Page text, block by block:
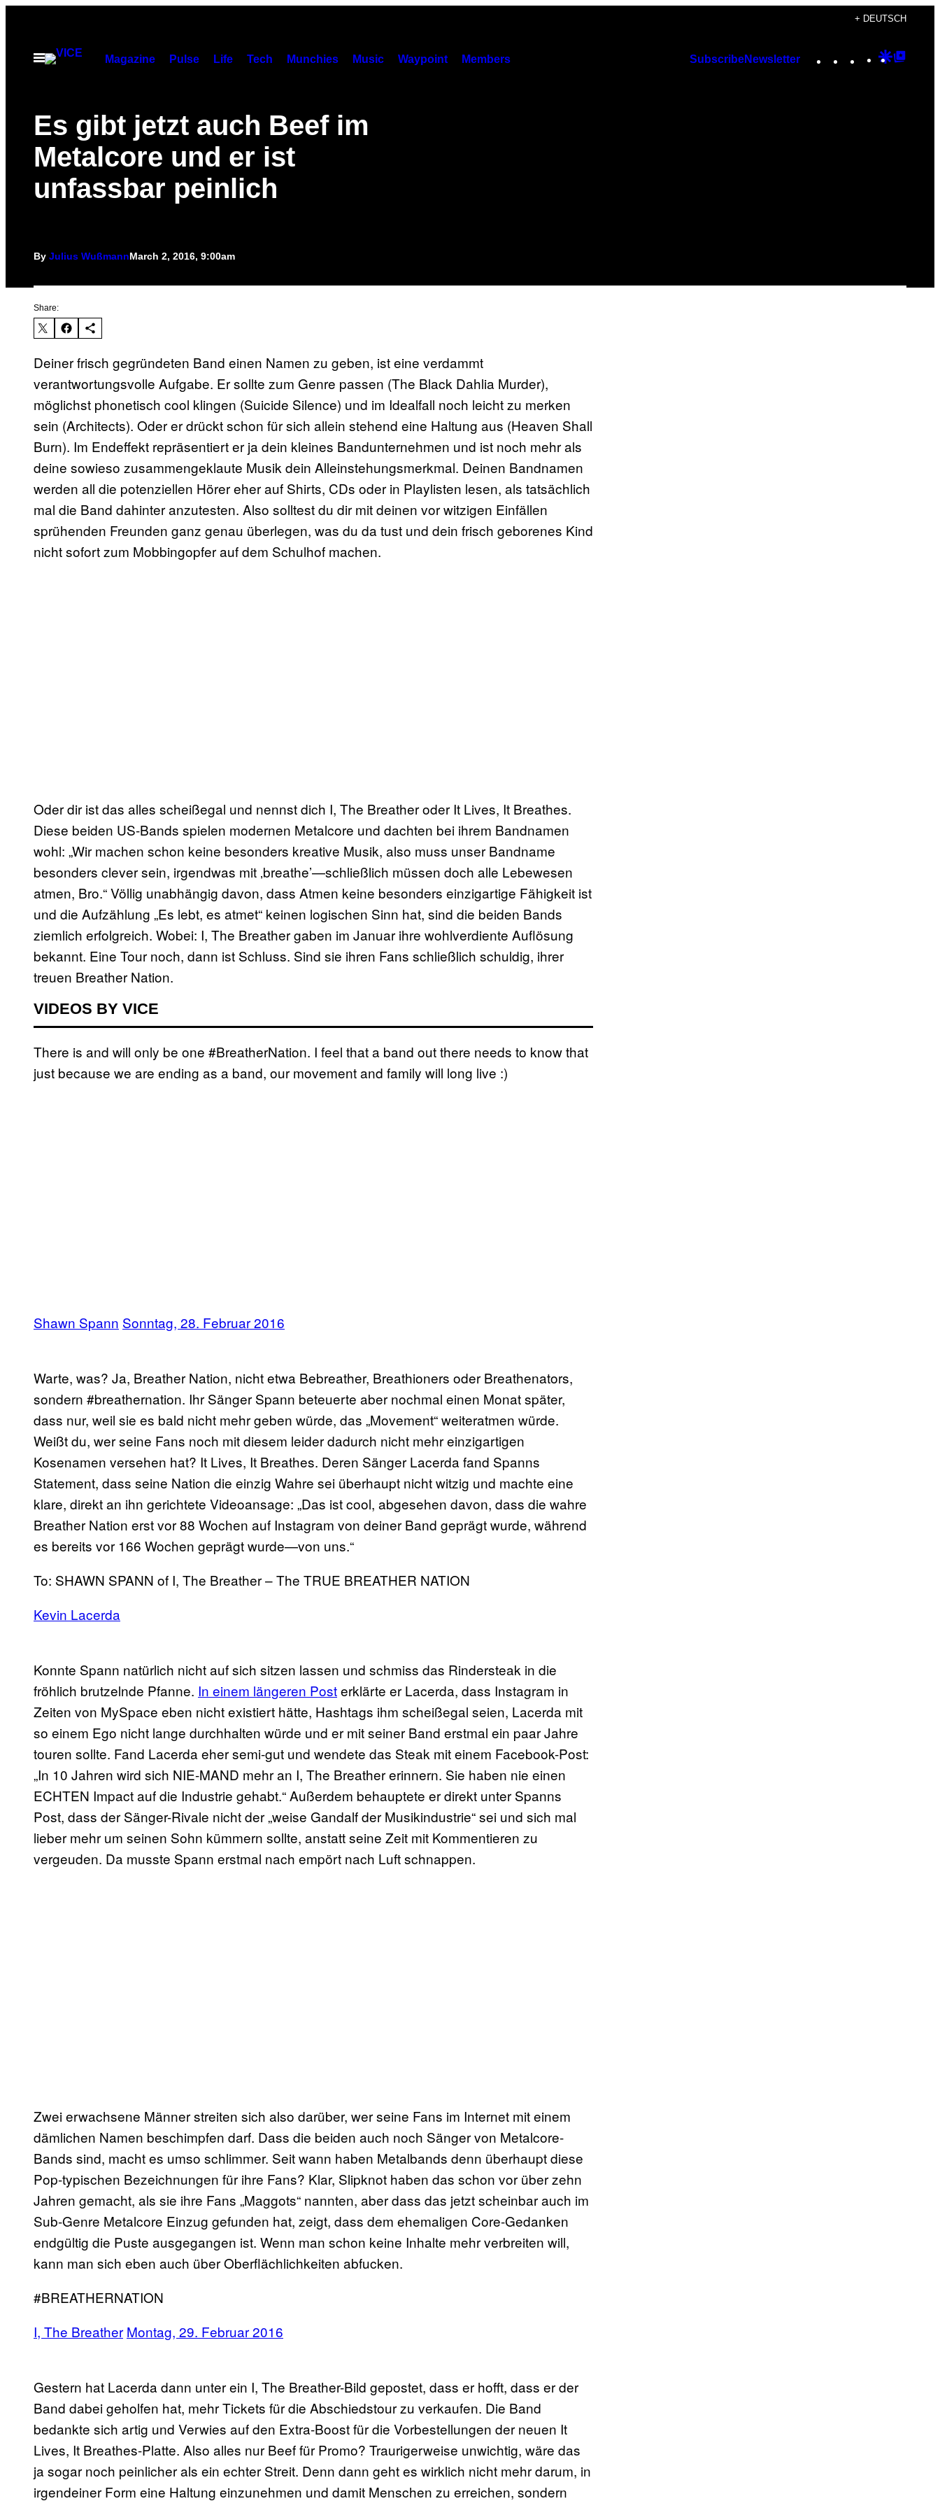
content
+ DEUTSCH
Open
Magazine Pulse Life Tech Munchies Music Waypoint Members SubscribeNewsletter Instagram
TikTok
YouTube
Google
Es gibt jetzt auch Beef im
Metalcore und er ist
unfassbar peinlich
By Julius WußmannMarch 2, 2016, 9:00am
Share:
Deiner frisch gegründeten Band einen Namen zu geben, ist eine verdammt
verantwortungsvolle Aufgabe. Er sollte zum Genre passen (The Black Dahlia Murder),
möglichst phonetisch cool klingen (Suicide Silence) und im Idealfall noch leicht zu merken
sein (Architects). Oder er drückt schon für sich allein stehend eine Haltung aus (Heaven Shall
Burn). Im Endeffekt repräsentiert er ja dein kleines Bandunternehmen und ist noch mehr als
deine sowieso zusammengeklaute Musik dein Alleinstehungsmerkmal. Deinen Bandnamen
werden all die potenziellen Hörer eher auf Shirts, CDs oder in Playlisten lesen, als tatsächlich
mal die Band dahinter anzutesten. Also solltest du dir mit deinen vor witzigen Einfällen
sprühenden Freunden ganz genau überlegen, was du da tust und dein frisch geborenes Kind
nicht sofort zum Mobbingopfer auf dem Schulhof machen.
Oder dir ist das alles scheißegal und nennst dich I, The Breather oder It Lives, It Breathes.
Diese beiden US-Bands spielen modernen Metalcore und dachten bei ihrem Bandnamen
wohl: „Wir machen schon keine besonders kreative Musik, also muss unser Bandname
besonders clever sein, irgendwas mit ‚breathe’—schließlich müssen doch alle Lebewesen
atmen, Bro.“ Völlig unabhängig davon, dass Atmen keine besonders einzigartige Fähigkeit ist
und die Aufzählung „Es lebt, es atmet“ keinen logischen Sinn hat, sind die beiden Bands
ziemlich erfolgreich. Wobei: I, The Breather gaben im Januar ihre wohlverdiente Auflösung
bekannt. Eine Tour noch, dann ist Schluss. Sind sie ihren Fans schließlich schuldig, ihrer
treuen Breather Nation.
VIDEOS BY VICE
There is and will only be one #BreatherNation. I feel that a band out there needs to know that
just because we are ending as a band, our movement and family will long live :)
Shawn Spann Sonntag, 28. Februar 2016
Warte, was? Ja, Breather Nation, nicht etwa Bebreather, Breathioners oder Breathenators,
sondern #breathernation. Ihr Sänger Spann beteuerte aber nochmal einen Monat später,
dass nur, weil sie es bald nicht mehr geben würde, das „Movement“ weiteratmen würde.
Weißt du, wer seine Fans noch mit diesem leider dadurch nicht mehr einzigartigen
Kosenamen versehen hat? It Lives, It Breathes. Deren Sänger Lacerda fand Spanns
Statement, dass seine Nation die einzig Wahre sei überhaupt nicht witzig und machte eine
klare, direkt an ihn gerichtete Videoansage: „Das ist cool, abgesehen davon, dass die wahre
Breather Nation erst vor 88 Wochen auf Instagram von deiner Band geprägt wurde, während
es bereits vor 166 Wochen geprägt wurde—von uns.“
To: SHAWN SPANN of I, The Breather – The TRUE BREATHER NATION
Kevin Lacerda
Konnte Spann natürlich nicht auf sich sitzen lassen und schmiss das Rindersteak in die
fröhlich brutzelnde Pfanne. In einem längeren Posterklärte er Lacerda, dass Instagram in
Zeiten von MySpace eben nicht existiert hätte, Hashtags ihm scheißegal seien, Lacerda mit
so einem Ego nicht lange durchhalten würde und er mit seiner Band erstmal ein paar Jahre
touren sollte. Fand Lacerda eher semi-gut und wendete das Steak mit einem Facebook-Post:
„In 10 Jahren wird sich NIE-MAND mehr an I, The Breather erinnern. Sie haben nie einen
ECHTEN Impact auf die Industrie gehabt.“ Außerdem behauptete er direkt unter Spanns
Post, dass der Sänger-Rivale nicht der „weise Gandalf der Musikindustrie“ sei und sich mal
lieber mehr um seinen Sohn kümmern sollte, anstatt seine Zeit mit Kommentieren zu
vergeuden. Da musste Spann erstmal nach empört nach Luft schnappen.
Zwei erwachsene Männer streiten sich also darüber, wer seine Fans im Internet mit einem
dämlichen Namen beschimpfen darf. Dass die beiden auch noch Sänger von Metalcore-
Bands sind, macht es umso schlimmer. Seit wann haben Metalbands denn überhaupt diese
Pop-typischen Bezeichnungen für ihre Fans? Klar, Slipknot haben das schon vor über zehn
Jahren gemacht, als sie ihre Fans „Maggots“ nannten, aber dass das jetzt scheinbar auch im
Sub-Genre Metalcore Einzug gefunden hat, zeigt, dass dem ehemaligen Core-Gedanken
endgültig die Puste ausgegangen ist. Wenn man schon keine Inhalte mehr verbreiten will,
kann man sich eben auch über Oberflächlichkeiten abfucken.
#BREATHERNATION
I, The Breather Montag, 29. Februar 2016
Gestern hat Lacerda dann unter ein I, The Breather-Bild gepostet, dass er hofft, dass er der
Band dabei geholfen hat, mehr Tickets für die Abschiedstour zu verkaufen. Die Band
bedankte sich artig und Verwies auf den Extra-Boost für die Vorbestellungen der neuen It
Lives, It Breathes-Platte. Also alles nur Beef für Promo? Traurigerweise unwichtig, wäre das
ja sogar noch peinlicher als ein echter Streit. Denn dann geht es wirklich nicht mehr darum, in
irgendeiner Form eine Haltung einzunehmen und damit Menschen zu erreichen, sondern